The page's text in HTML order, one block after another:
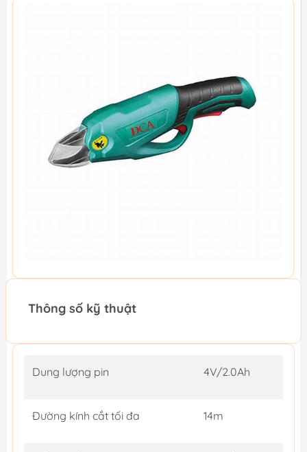
Thông số kỹ thuật
Dung lượng pin 4V/2.0Ah
Đường kính cắt tối đa 14m